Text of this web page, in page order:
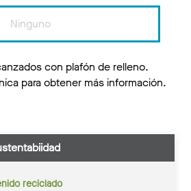
Ninguno
con plafón de relleno.
para obtener más información.
reciclado